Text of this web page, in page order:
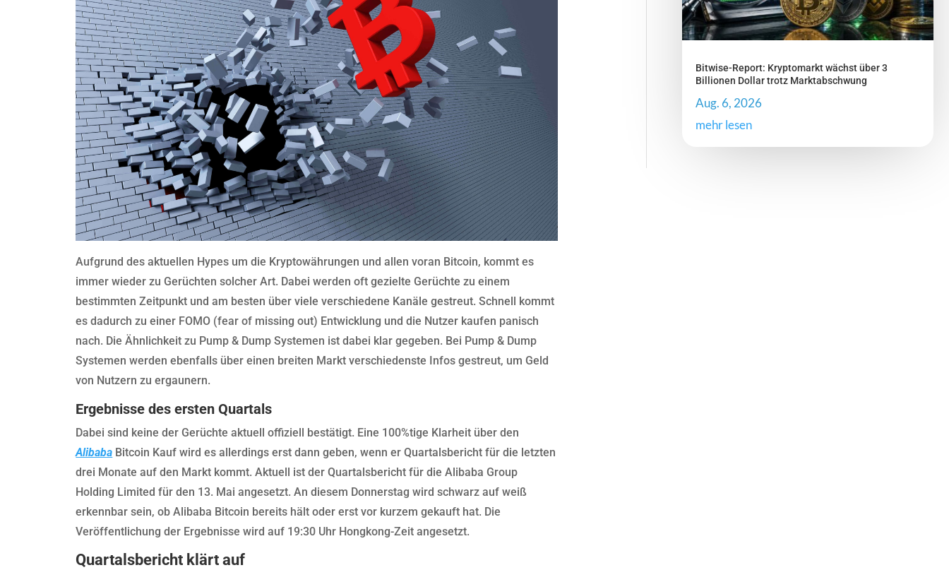
Aufgrund des aktuellen Hypes um die Kryptowährungen und allen voran Bitcoin, kommt es
immer wieder zu Gerüchten solcher Art. Dabei werden oft gezielte Gerüchte zu einem
bestimmten Zeitpunkt und am besten über viele verschiedene Kanäle gestreut. Schnell kommt
es dadurch zu einer FOMO (fear of missing out) Entwicklung und die Nutzer kaufen panisch
nach. Die Ähnlichkeit zu Pump & Dump Systemen ist dabei klar gegeben. Bei Pump & Dump
Systemen werden ebenfalls über einen breiten Markt verschiedenste Infos gestreut, um Geld
von Nutzern zu ergaunern.
Ergebnisse des ersten Quartals
Dabei sind keine der Gerüchte aktuell offiziell bestätigt. Eine 100%tige Klarheit über den
Alibaba Bitcoin Kauf wird es allerdings erst dann geben, wenn er Quartalsbericht für die letzten
drei Monate auf den Markt kommt. Aktuell ist der Quartalsbericht für die Alibaba Group
Holding Limited für den 13. Mai angesetzt. An diesem Donnerstag wird schwarz auf weiß
erkennbar sein, ob Alibaba Bitcoin bereits hält oder erst vor kurzem gekauft hat. Die
Veröffentlichung der Ergebnisse wird auf 19:30 Uhr Hongkong-Zeit angesetzt.
Quartalsbericht klärt auf
Bitwise-Report: Kryptomarkt wächst über 3
Billionen Dollar trotz Marktabschwung
Aug. 6, 2026
mehr lesen